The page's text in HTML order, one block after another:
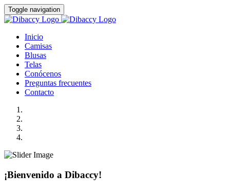
Toggle navigation
Inicio
Camisas
Blusas
Telas
Conócenos
Preguntas frecuentes
Contacto
¡Bienvenido a Dibaccy!